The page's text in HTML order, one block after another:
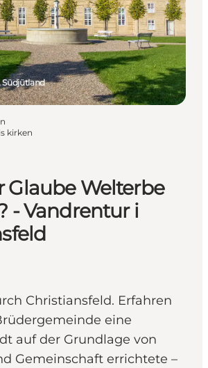
Glaube Welterbe
- Vandrentur i
Christiansfeld. Erfahren
eine
auf der Grundlage von
Gemeinschaft errichtete –
Südjütland
kirken